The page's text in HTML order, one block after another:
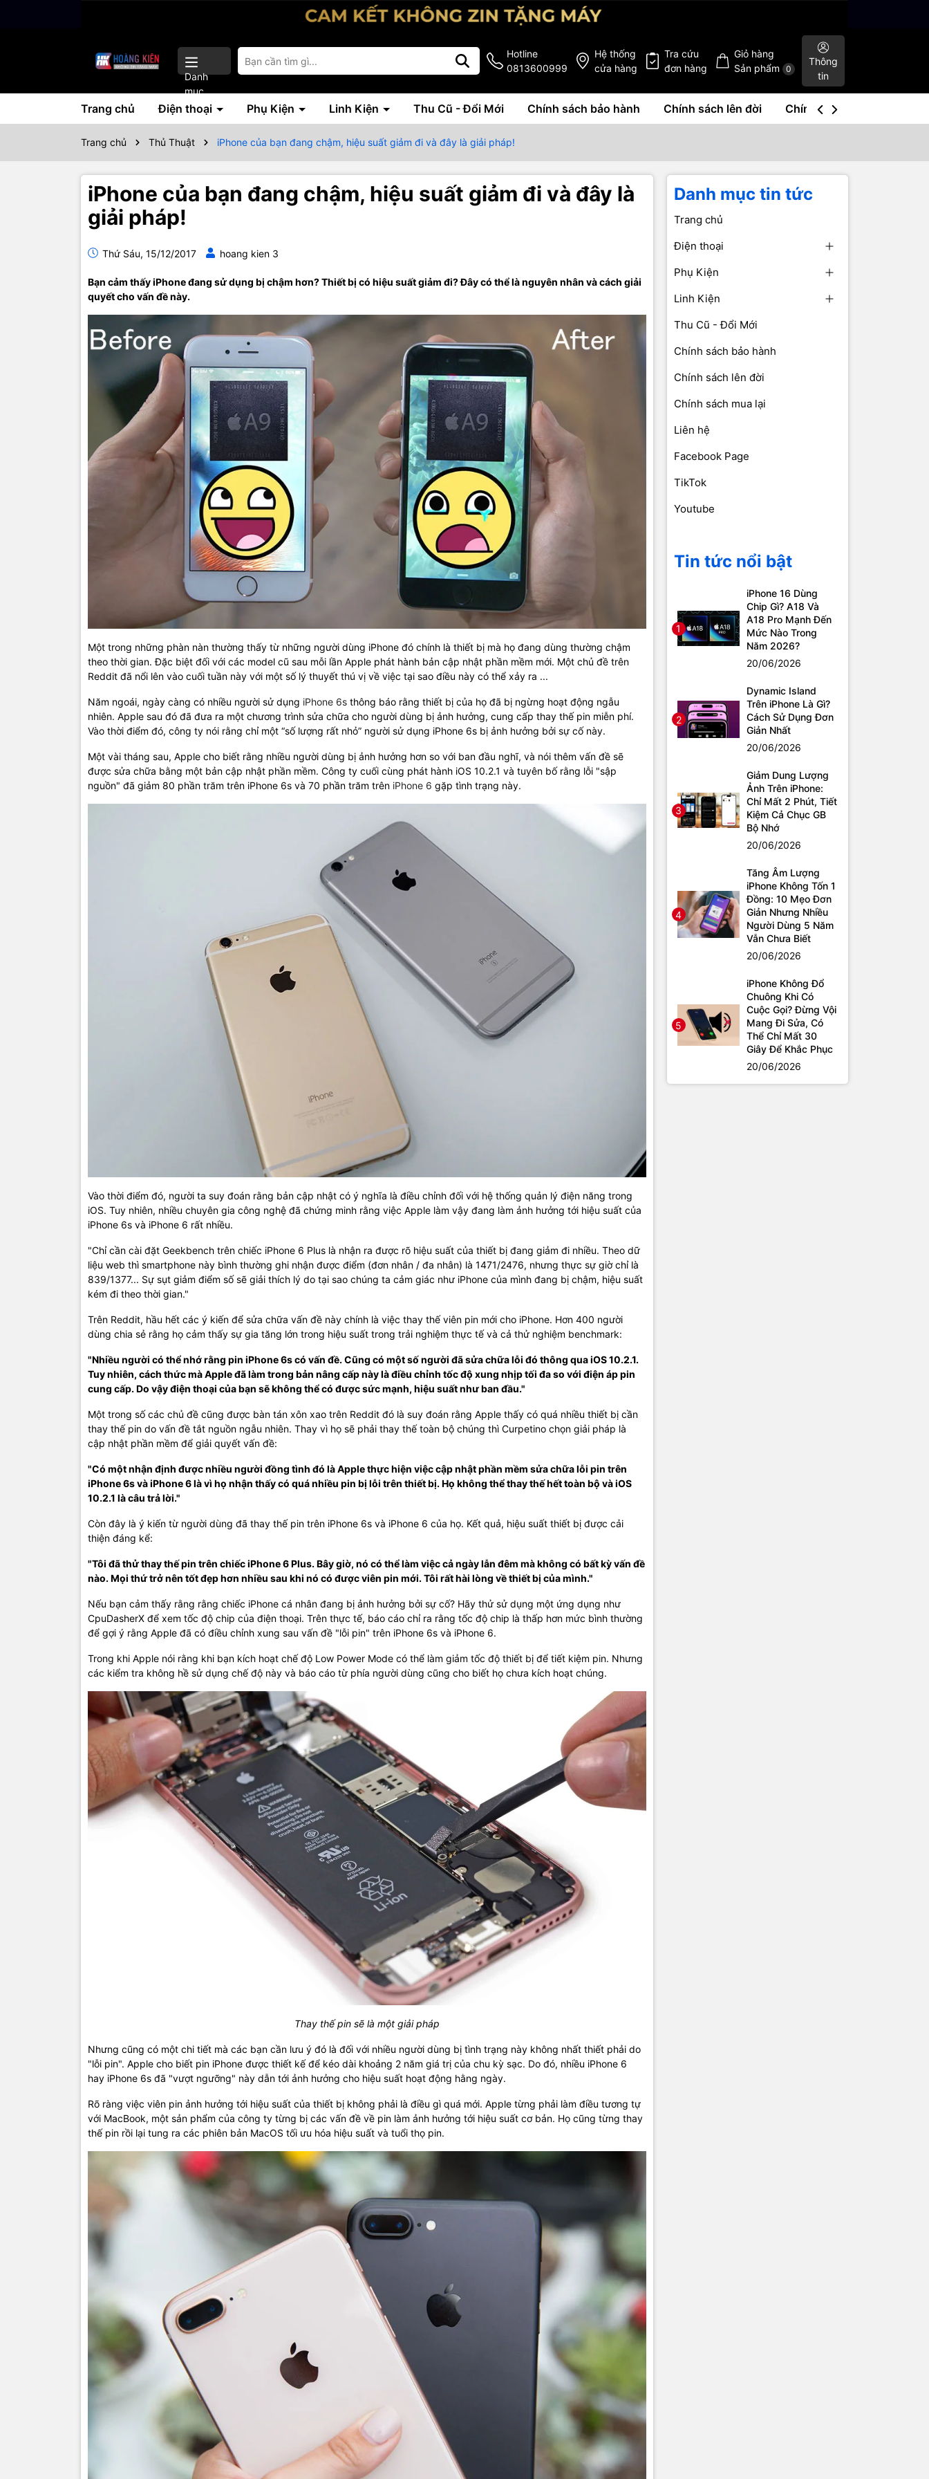
Danh
mục
Hotline
0813600999
Hệ thống
cửa hàng
Tra cứu
đơn hàng
Giỏ hàng
Sản phẩm
0
Thông
tin
Trang chủ Điện thoại Phụ Kiện Linh Kiện Thu Cũ - Đổi Mới Chính sách bảo hành Chính sách lên đời Chính sách mua lại
Trang chủ Thủ Thuật iPhone của bạn đang chậm, hiệu suất giảm đi và đây là giải pháp!
iPhone của bạn đang chậm, hiệu suất giảm đi và đây là
giải pháp!
Thứ Sáu, 15/12/2017 hoang kien 3
Bạn cảm thấy iPhone đang sử dụng bị chậm hơn? Thiết bị có hiệu suất giảm đi? Đây có thể là nguyên nhân và cách giải
quyết cho vấn đề này.
Một trong những phàn nàn thường thấy từ những người dùng iPhone đó chính là thiết bị mà họ đang dùng thường chậm
theo thời gian. Đặc biệt đối với các model cũ sau mỗi lần Apple phát hành bản cập nhật phần mềm mới. Một chủ đề trên
Reddit đã nổi lên vào cuối tuần này với một số lý thuyết thú vị về việc tại sao điều này có thể xảy ra ...
Năm ngoái, ngày càng có nhiều người sử dụng iPhone 6s thông báo rằng thiết bị của họ đã bị ngừng hoạt động ngẫu
nhiên. Apple sau đó đã đưa ra một chương trình sửa chữa cho người dùng bị ảnh hưởng, cung cấp thay thế pin miễn phí.
Vào thời điểm đó, công ty nói rằng chỉ một “số lượng rất nhỏ” người sử dụng iPhone 6s bị ảnh hưởng bởi sự cố này.
Một vài tháng sau, Apple cho biết rằng nhiều người dùng bị ảnh hưởng hơn so với ban đầu nghĩ, và nói thêm vấn đề sẽ
được sửa chữa bằng một bản cập nhật phần mềm. Công ty cuối cùng phát hành iOS 10.2.1 và tuyên bố rằng lỗi "sập
nguồn" đã giảm 80 phần trăm trên iPhone 6s và 70 phần trăm trên iPhone 6 gặp tình trạng này.
Vào thời điểm đó, người ta suy đoán rằng bản cập nhật có ý nghĩa là điều chỉnh đối với hệ thống quản lý điện năng trong
iOS. Tuy nhiên, nhiều chuyên gia công nghệ đã chứng minh rằng việc Apple làm vậy đang làm ảnh hưởng tới hiệu suất của
iPhone 6s và iPhone 6 rất nhiều.
"Chỉ cần cài đặt Geekbench trên chiếc iPhone 6 Plus là nhận ra được rõ hiệu suất của thiết bị đang giảm đi nhiều. Theo dữ
liệu web thì smartphone này bình thường ghi nhận được điểm (đơn nhân / đa nhân) là 1471/2476, nhưng thực sự giờ chỉ là
839/1377... Sự sụt giảm điểm số sẽ giải thích lý do tại sao chúng ta cảm giác như iPhone của mình đang bị chậm, hiệu suất
kém đi theo thời gian."
Trên Reddit, hầu hết các ý kiến để sửa chữa vấn đề này chính là việc thay thế viên pin mới cho iPhone. Hơn 400 người
dùng chia sẻ rằng họ cảm thấy sự gia tăng lớn trong hiệu suất trong trải nghiệm thực tế và cả thử nghiệm benchmark:
"Nhiều người có thể nhớ rằng pin iPhone 6s có vấn đề. Cũng có một số người đã sửa chữa lỗi đó thông qua iOS 10.2.1.
Tuy nhiên, cách thức mà Apple đã làm trong bản nâng cấp này là điều chỉnh tốc độ xung nhịp tối đa so với điện áp pin
cung cấp. Do vậy điện thoại của bạn sẽ không thể có được sức mạnh, hiệu suất như ban đầu."
Một trong số các chủ đề cũng được bàn tán xôn xao trên Reddit đó là suy đoán rằng Apple thấy có quá nhiều thiết bị cần
thay thế pin do vấn đề tắt nguồn ngẫu nhiên. Thay vì họ sẽ phải thay thế toàn bộ chúng thì Curpetino chọn giải pháp là
cập nhật phần mềm để giải quyết vấn đề:
"Có một nhận định được nhiều người đồng tình đó là Apple thực hiện việc cập nhật phần mềm sửa chữa lỗi pin trên
iPhone 6s và iPhone 6 là vì họ nhận thấy có quá nhiều pin bị lỗi trên thiết bị. Họ không thể thay thế hết toàn bộ và iOS
10.2.1 là câu trả lời."
Còn đây là ý kiến từ người dùng đã thay thế pin trên iPhone 6s và iPhone 6 của họ. Kết quả, hiệu suất thiết bị được cải
thiện đáng kể:
"Tôi đã thử thay thế pin trên chiếc iPhone 6 Plus. Bây giờ, nó có thể làm việc cả ngày lẫn đêm mà không có bất kỳ vấn đề
nào. Mọi thứ trở nên tốt đẹp hơn nhiều sau khi nó có được viên pin mới. Tôi rất hài lòng về thiết bị của mình."
Nếu bạn cảm thấy rằng rằng chiếc iPhone cá nhân đang bị ảnh hưởng bởi sự cố? Hãy thử sử dụng một ứng dụng như
CpuDasherX để xem tốc độ chip của điện thoại. Trên thực tế, báo cáo chỉ ra rằng tốc độ chip là thấp hơn mức bình thường
để gợi ý rằng Apple đã có điều chỉnh xung sau vấn đề "lỗi pin" trên iPhone 6s và iPhone 6.
Trong khi Apple nói rằng khi bạn kích hoạt chế độ Low Power Mode có thể làm giảm tốc độ thiết bị để tiết kiệm pin. Nhưng
các kiểm tra không hề sử dụng chế độ này và báo cáo từ phía người dùng cũng cho biết họ chưa kích hoạt chúng.
Thay thế pin sẽ là một giải pháp
Nhưng cũng có một chi tiết mà các bạn cần lưu ý đó là đối với nhiều người dùng bị tình trạng này không nhất thiết phải do
"lỗi pin". Apple cho biết pin iPhone được thiết kế để kéo dài khoảng 2 năm giá trị của chu kỳ sạc. Do đó, nhiều iPhone 6
hay iPhone 6s đã "vượt ngưỡng" này dẫn tới ảnh hưởng cho hiệu suất hoạt động hằng ngày.
Rõ ràng việc viên pin ảnh hưởng tới hiệu suất của thiết bị không phải là điều gì quá mới. Apple từng phải làm điều tương tự
với MacBook, một sản phẩm của công ty từng bị các vấn đề về pin làm ảnh hưởng tới hiệu suất cơ bản. Họ cũng từng thay
thế pin rồi lại tung ra các phiên bản MacOS tối ưu hóa hiệu suất và tuổi thọ pin.
Danh mục tin tức
Trang chủ
Điện thoại
Phụ Kiện
Linh Kiện
Thu Cũ - Đổi Mới
Chính sách bảo hành
Chính sách lên đời
Chính sách mua lại
Liên hệ
Facebook Page
TikTok
Youtube
Tin tức nổi bật
1
iPhone 16 Dùng
Chip Gì? A18 Và
A18 Pro Mạnh Đến
Mức Nào Trong
Năm 2026?
20/06/2026
2
Dynamic Island
Trên iPhone Là Gì?
Cách Sử Dụng Đơn
Giản Nhất
20/06/2026
3
Giảm Dung Lượng
Ảnh Trên iPhone:
Chỉ Mất 2 Phút, Tiết
Kiệm Cả Chục GB
Bộ Nhớ
20/06/2026
4
Tăng Âm Lượng
iPhone Không Tốn 1
Đồng: 10 Mẹo Đơn
Giản Nhưng Nhiều
Người Dùng 5 Năm
Vẫn Chưa Biết
20/06/2026
5
iPhone Không Đổ
Chuông Khi Có
Cuộc Gọi? Đừng Vội
Mang Đi Sửa, Có
Thể Chỉ Mất 30
Giây Để Khắc Phục
20/06/2026